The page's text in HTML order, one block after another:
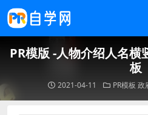
PR模版 -人物介绍人名横
板
2021-04-11 PR模板 政